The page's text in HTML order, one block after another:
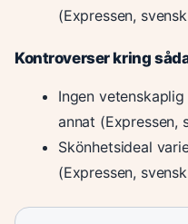
(Expressen,
Kontroverser kring
Ingen
annat (Expressen,
Skönhetsideal
(Expressen,